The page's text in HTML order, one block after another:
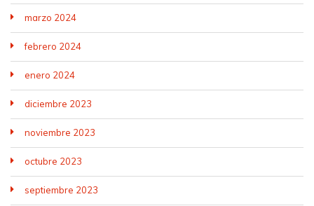
marzo 2024
febrero 2024
enero 2024
diciembre 2023
noviembre 2023
octubre 2023
septiembre 2023